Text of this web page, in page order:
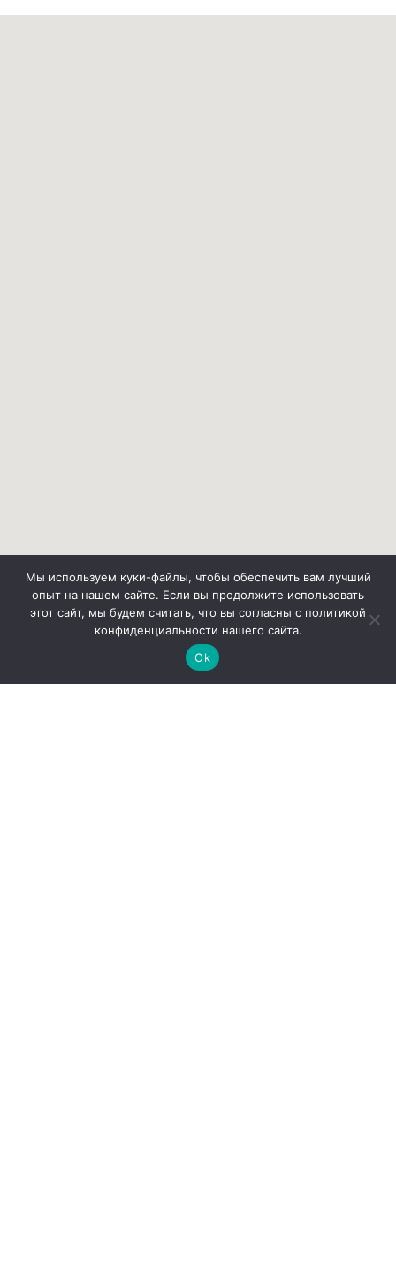
Мы используем куки-файлы, чтобы обеспечить вам лучший
опыт на нашем сайте. Если вы продолжите использовать
этот сайт, мы будем считать, что вы согласны с политикой
конфиденциальности нашего сайта.
Ok